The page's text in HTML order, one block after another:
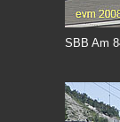
SBB Am